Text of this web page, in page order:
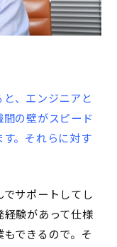
、エンジニアと
の壁がスピード
。それらに対す
サポートしてし
経験があって仕様
できるので。そ